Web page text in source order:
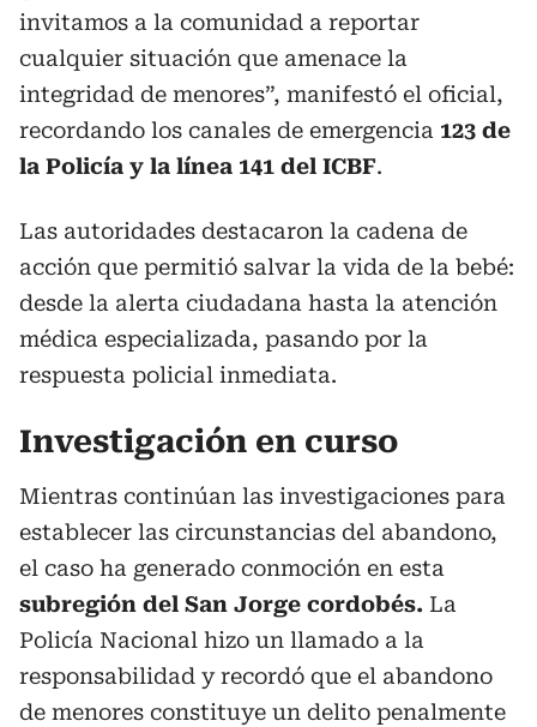
invitamos a la comunidad a reportar
cualquier situación que amenace la
integridad de menores”, manifestó el oficial,
recordando los canales de emergencia 123 de
la Policía y la línea 141 del ICBF.
Las autoridades destacaron la cadena de
acción que permitió salvar la vida de la bebé:
desde la alerta ciudadana hasta la atención
médica especializada, pasando por la
respuesta policial inmediata.
Investigación en curso
Mientras continúan las investigaciones para
establecer las circunstancias del abandono,
el caso ha generado conmoción en esta
subregión del San Jorge cordobés. La
Policía Nacional hizo un llamado a la
responsabilidad y recordó que el abandono
de menores constituye un delito penalmente